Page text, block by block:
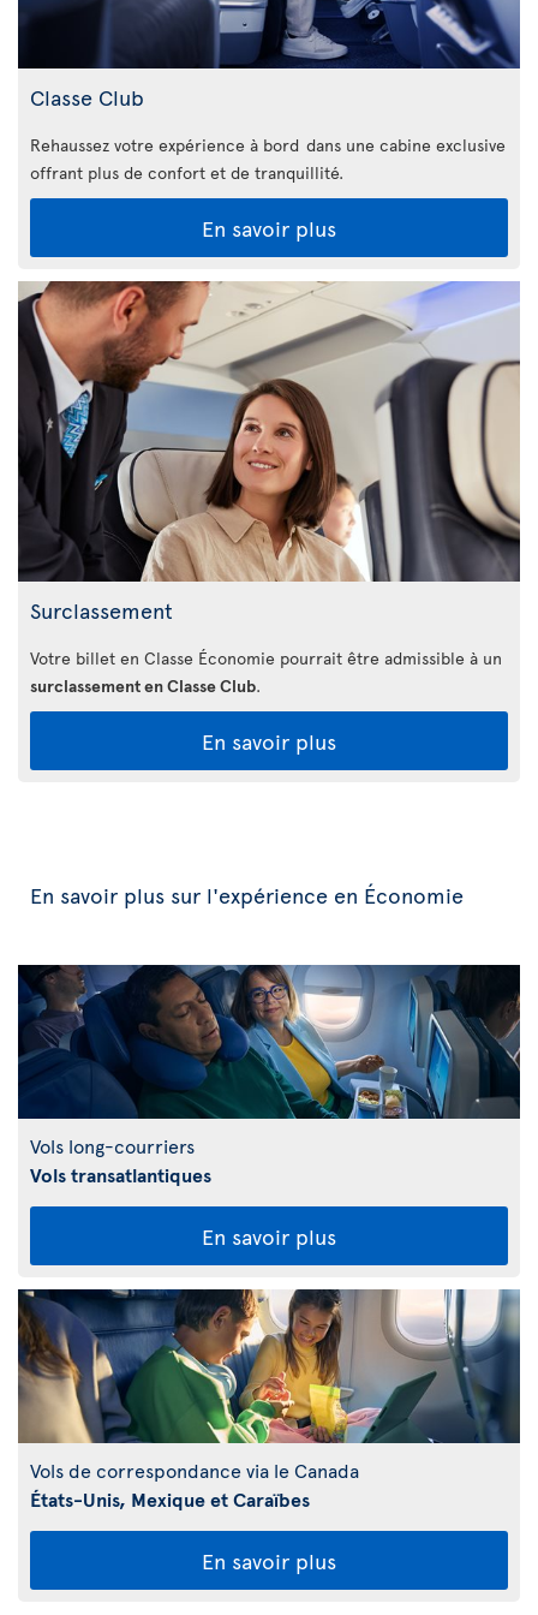
Classe Club
Rehaussez votre expérience à bord dans une cabine exclusive
offrant plus de confort et de tranquillité.
En savoir plus
Surclassement
Votre billet en Classe Économie pourrait être admissible à un
surclassement en Classe Club.
En savoir plus
En savoir plus sur l'expérience en Économie
Vols long-courriers
Vols transatlantiques
En savoir plus
Vols de correspondance via le Canada
États-Unis, Mexique et Caraïbes
En savoir plus